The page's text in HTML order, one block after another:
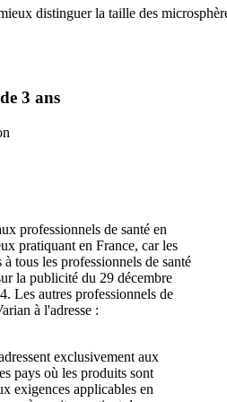
distinguer la taille des
3 ans
professionnels de santé en
pratiquant en France, car les
tous les professionnels de santé
la publicité du 29 décembre
Les autres professionnels de
à l'adresse :
exclusivement aux
pays où les produits sont
exigences applicables en